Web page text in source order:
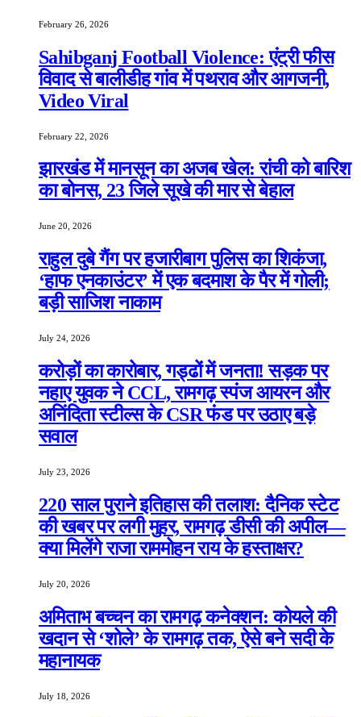
February 26, 2026
Sahibganj Football Violence: एंट्री फीस
विवाद से बालीडीह गांव में पथराव और आगजनी,
Video Viral
February 22, 2026
झारखंड में मानसून का अजब खेल: रांची को बारिश
का बोनस, 23 जिले सूखे की मार से बेहाल
June 20, 2026
राहुल दुबे गैंग पर हजारीबाग पुलिस का शिकंजा,
‘हाफ एनकाउंटर’ में एक बदमाश के पैर में गोली;
बड़ी साजिश नाकाम
July 24, 2026
करोड़ों का कारोबार, गड्ढों में जनता! सड़क पर
नहाए युवक ने CCL, रामगढ़ स्पंज आयरन और
अनिंदिता स्टील्स के CSR फंड पर उठाए बड़े
सवाल
July 23, 2026
220 साल पुराने इतिहास की तलाश: दैनिक स्टेट
की खबर पर लगी मुहर, रामगढ़ डीसी की अपील—
क्या मिलेंगे राजा राममोहन राय के हस्ताक्षर?
July 20, 2026
अमिताभ बच्चन का रामगढ़ कनेक्शन: कोयले की
खदान से ‘शोले’ के रामगढ़ तक, ऐसे बने सदी के
महानायक
July 18, 2026